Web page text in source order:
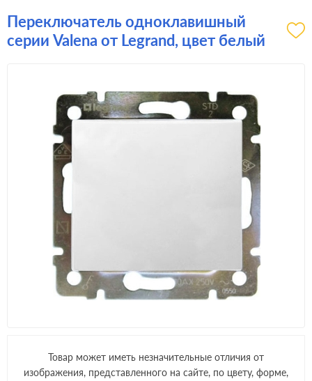
Переключатель одноклавишный
серии Valena от Legrand, цвет белый
Товар может иметь незначительные отличия от
изображения, представленного на сайте, по цвету, форме,